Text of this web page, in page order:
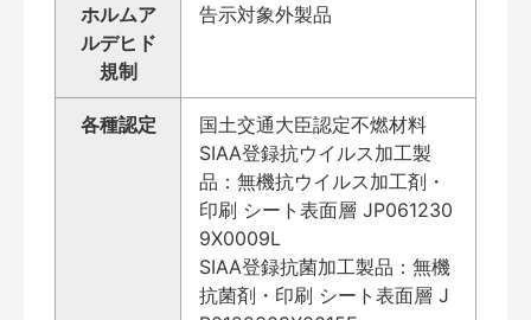
ホルムア
ルデヒド
規制
告示対象外製品
各種認定
国土交通大臣認定不燃材料
SIAA登録抗ウイルス加工製
品：無機抗ウイルス加工剤・
印刷 シート表面層 JP061230
9X0009L
SIAA登録抗菌加工製品：無機
抗菌剤・印刷 シート表面層 J